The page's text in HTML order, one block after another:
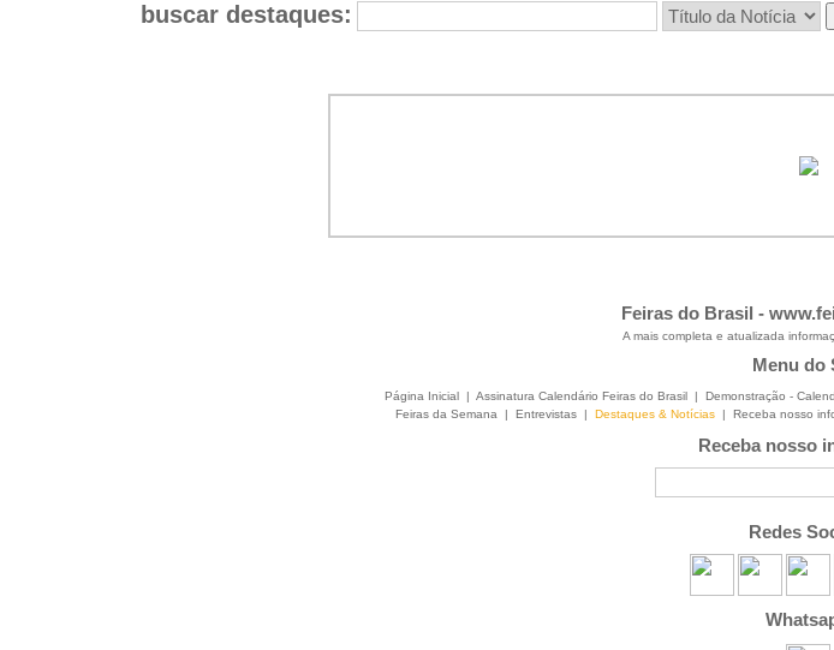
buscar destaques:
Feiras do Brasil -
A mais completa e atualizada
Menu do
Página Inicial | Assinatura Calendário Feiras do Brasil | Demonstração -
Feiras da Semana
| Entrevistas | Destaques & Notícias | Receba nosso
Receba nosso
Redes